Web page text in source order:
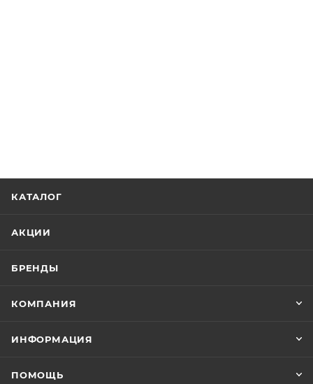
КАТАЛОГ
АКЦИИ
БРЕНДЫ
КОМПАНИЯ
ИНФОРМАЦИЯ
ПОМОЩЬ